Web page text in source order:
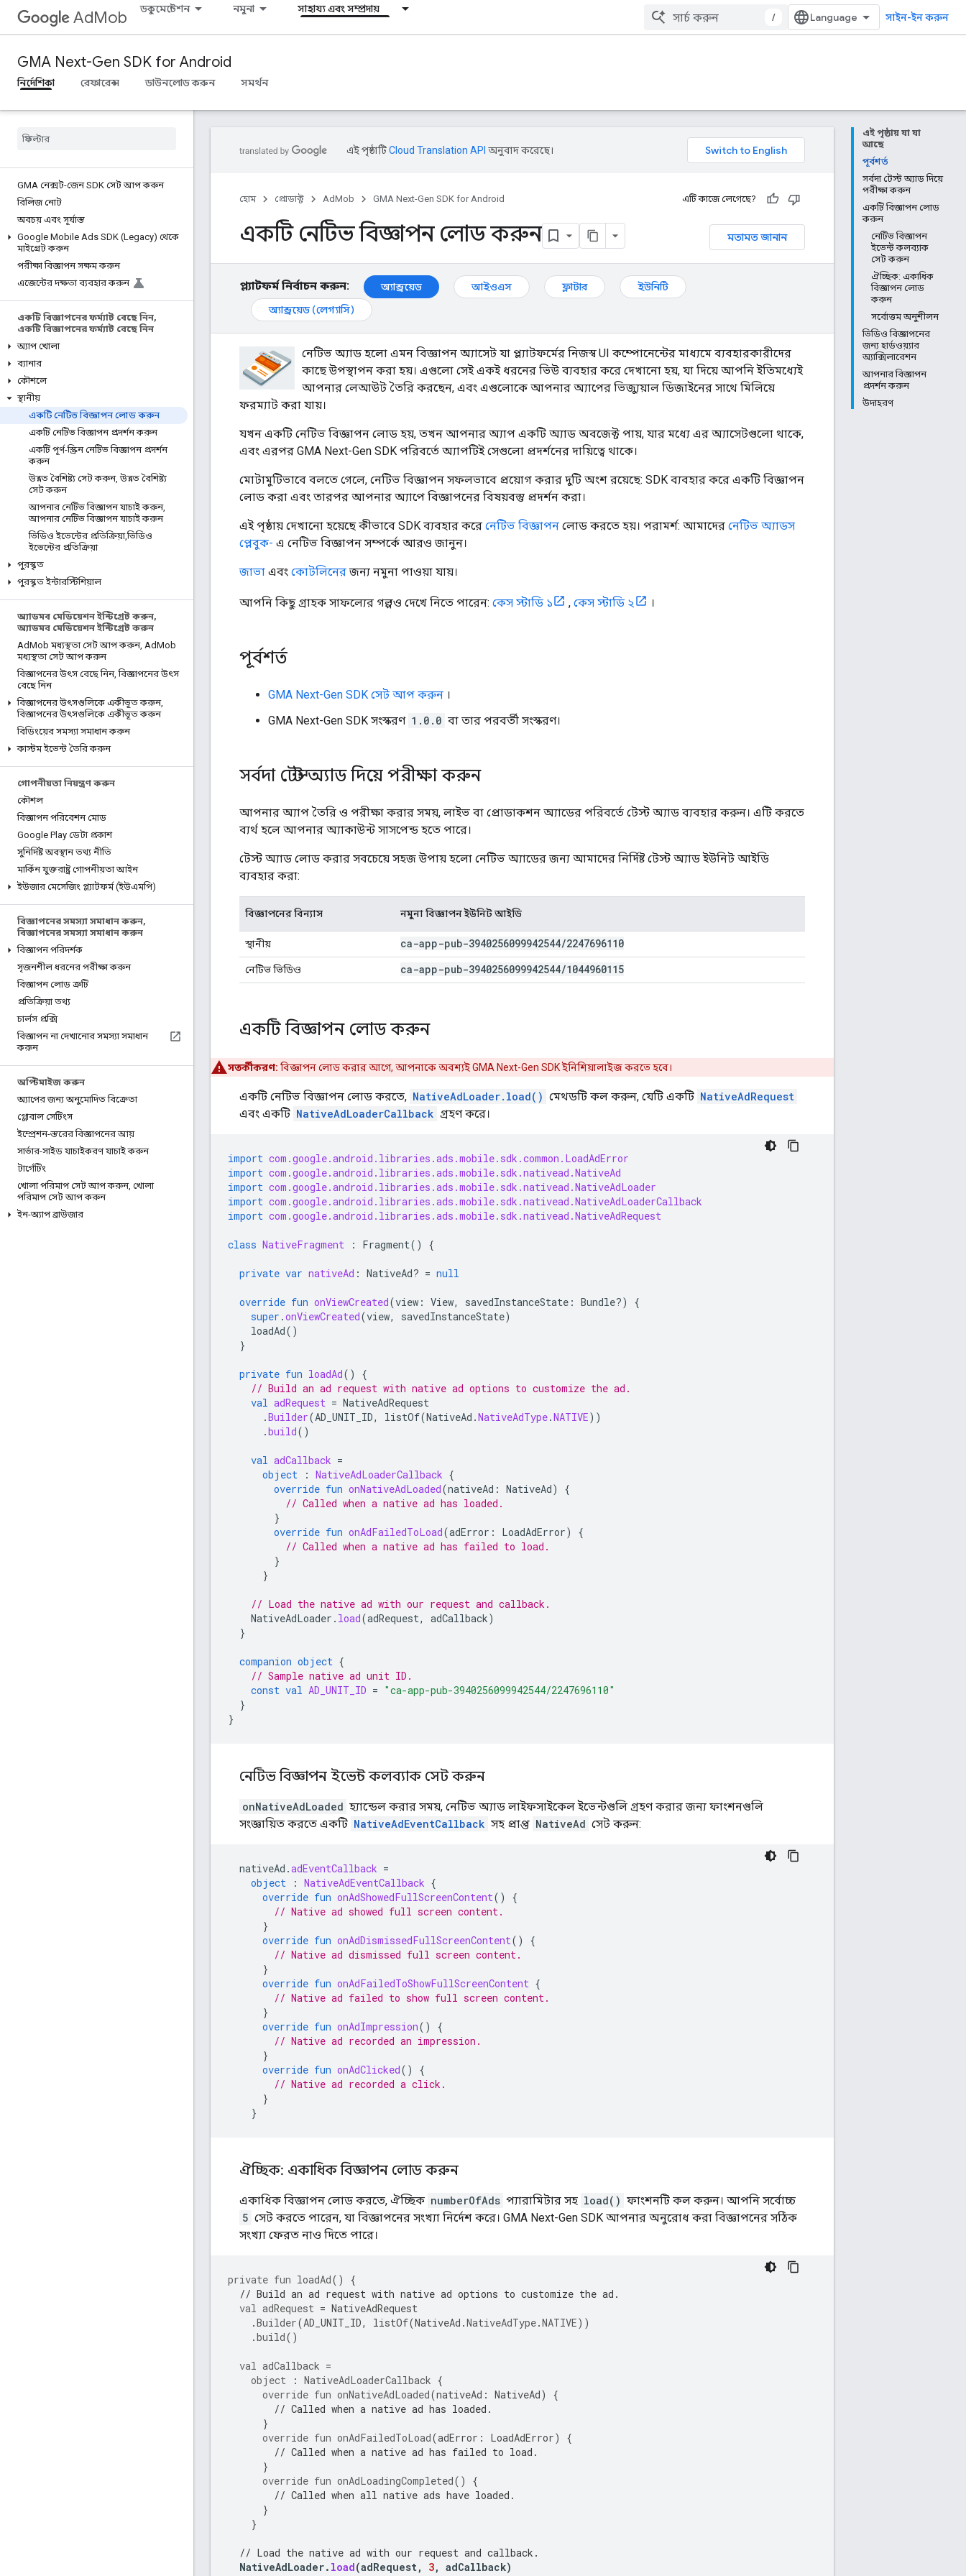
AdMob ডকুমেন্টেশন নমুনা সাহায্য এবং সম্প্রদায়
/ সাইন-ইন করুন
GMA Next-Gen SDK for Android
নির্দেশিকা রেফারেন্স ডাউনলোড করুন সমর্থন
GMA নেক্সট-জেন SDK সেট আপ করুন
রিলিজ নোট
অবচয় এবং সূর্যাস্ত
Google Mobile Ads SDK (Legacy) থেকে
মাইগ্রেট করুন
পরীক্ষা বিজ্ঞাপন সক্ষম করুন
এজেন্টের দক্ষতা ব্যবহার করুন
একটি বিজ্ঞাপনের ফর্ম্যাট বেছে নিন,
একটি বিজ্ঞাপনের ফর্ম্যাট বেছে নিন
অ্যাপ খোলা
ব্যানার
কৌশলে
স্থানীয়
একটি নেটিভ বিজ্ঞাপন লোড করুন
একটি নেটিভ বিজ্ঞাপন প্রদর্শন করুন
একটি পূর্ণ-স্ক্রিন নেটিভ বিজ্ঞাপন প্রদর্শন
করুন
উন্নত বৈশিষ্ট্য সেট করুন, উন্নত বৈশিষ্ট্য
সেট করুন
আপনার নেটিভ বিজ্ঞাপন যাচাই করুন,
আপনার নেটিভ বিজ্ঞাপন যাচাই করুন
ভিডিও ইভেন্টের প্রতিক্রিয়া,ভিডিও
ইভেন্টের প্রতিক্রিয়া
পুরস্কৃত
পুরস্কৃত ইন্টারস্টিশিয়াল
অ্যাডমব মেডিয়েশন ইন্টিগ্রেট করুন,
অ্যাডমব মেডিয়েশন ইন্টিগ্রেট করুন
AdMob মধ্যস্থতা সেট আপ করুন, AdMob
মধ্যস্থতা সেট আপ করুন
বিজ্ঞাপনের উৎস বেছে নিন, বিজ্ঞাপনের উৎস
বেছে নিন
বিজ্ঞাপনের উৎসগুলিকে একীভূত করুন,
বিজ্ঞাপনের উৎসগুলিকে একীভূত করুন
বিডিংয়ের সমস্যা সমাধান করুন
কাস্টম ইভেন্ট তৈরি করুন
গোপনীয়তা নিয়ন্ত্রণ করুন
কৌশল
বিজ্ঞাপন পরিবেশন মোড
Google Play ডেটা প্রকাশ
সুনির্দিষ্ট অবস্থান তথ্য নীতি
মার্কিন যুক্তরাষ্ট্র গোপনীয়তা আইন
ইউজার মেসেজিং প্ল্যাটফর্ম (ইউএমপি)
বিজ্ঞাপনের সমস্যা সমাধান করুন,
বিজ্ঞাপনের সমস্যা সমাধান করুন
বিজ্ঞাপন পরিদর্শক
সৃজনশীল ধরনের পরীক্ষা করুন
বিজ্ঞাপন লোড ত্রুটি
প্রতিক্রিয়া তথ্য
চার্লস প্রক্সি
বিজ্ঞাপন না দেখানোর সমস্যা সমাধান
করুন
অপ্টিমাইজ করুন
অ্যাপের জন্য অনুমোদিত বিক্রেতা
গ্লোবাল সেটিংস
ইম্প্রেশন-স্তরের বিজ্ঞাপনের আয়
সার্ভার-সাইড যাচাইকরণ যাচাই করুন
টার্গেটিং
খোলা পরিমাপ সেট আপ করুন, খোলা
পরিমাপ সেট আপ করুন
ইন-অ্যাপ ব্রাউজার
এই পৃষ্ঠায় যা যা
আছে
পূর্বশর্ত
সর্বদা টেস্ট অ্যাড দিয়ে
পরীক্ষা করুন
একটি বিজ্ঞাপন লোড
করুন
নেটিভ বিজ্ঞাপন
ইভেন্ট কলব্যাক
সেট করুন
ঐচ্ছিক: একাধিক
বিজ্ঞাপন লোড
করুন
সর্বোত্তম অনুশীলন
ভিডিও বিজ্ঞাপনের
জন্য হার্ডওয়্যার
অ্যাক্সিলারেশন
আপনার বিজ্ঞাপন
প্রদর্শন করুন
উদাহরণ
এই পৃষ্ঠাটিCloud Translation API অনুবাদ করেছে।
হোম প্রোডাক্ট AdMob GMA Next-Gen SDK for Android এটি কাজে লেগেছে?
মতামত জানান
একটি নেটিভ বিজ্ঞাপন লোড করুন
প্ল্যাটফর্ম নির্বাচন করুন: অ্যান্ড্রয়েড আইওএস ফ্লাটার
ইউনিটি
অ্যান্ড্রয়েড (লেগ্যাসি)
নেটিভ অ্যাড হলো এমন বিজ্ঞাপন অ্যাসেট যা প্ল্যাটফর্মের নিজস্ব UI কম্পোনেন্টের মাধ্যমে ব্যবহারকারীদের
কাছে উপস্থাপন করা হয়। এগুলো সেই একই ধরনের ভিউ ব্যবহার করে দেখানো হয়, যা দিয়ে আপনি ইতিমধ্যেই
আপনার লেআউট তৈরি করছেন, এবং এগুলোকে আপনার অ্যাপের ভিজ্যুয়াল ডিজাইনের সাথে মিলিয়ে
ফরম্যাট করা যায়।
যখন একটি নেটিভ বিজ্ঞাপন লোড হয়, তখন আপনার অ্যাপ একটি অ্যাড অবজেক্ট পায়, যার মধ্যে এর অ্যাসেটগুলো থাকে,
এবং এরপর GMA Next-Gen SDK পরিবর্তে অ্যাপটিই সেগুলো প্রদর্শনের দায়িত্বে থাকে।
মোটামুটিভাবে বলতে গেলে, নেটিভ বিজ্ঞাপন সফলভাবে প্রয়োগ করার দুটি অংশ রয়েছে: SDK ব্যবহার করে একটি বিজ্ঞাপন
লোড করা এবং তারপর আপনার অ্যাপে বিজ্ঞাপনের বিষয়বস্তু প্রদর্শন করা।
এই পৃষ্ঠায় দেখানো হয়েছে কীভাবে SDK ব্যবহার করে নেটিভ বিজ্ঞাপন লোড করতে হয়। পরামর্শ: আমাদের নেটিভ অ্যাডস
প্লেবুক- এ নেটিভ বিজ্ঞাপন সম্পর্কে আরও জানুন।
জাভা এবং কোটলিনেরজন্য নমুনা পাওয়া যায়।
আপনি কিছু গ্রাহক সাফল্যের গল্পও দেখে নিতে পারেন: কেস স্টাডি ১ , কেস স্টাডি ২ ।
পূর্বশর্ত
GMA Next-Gen SDK সেট আপ করুন ।
GMA Next-Gen SDK সংস্করণ 1.0.0 বা তার পরবর্তী সংস্করণ।
সর্বদা টেস্ট অ্যাড দিয়ে পরীক্ষা করুন
আপনার অ্যাপ তৈরি ও পরীক্ষা করার সময়, লাইভ বা প্রোডাকশন অ্যাডের পরিবর্তে টেস্ট অ্যাড ব্যবহার করুন। এটি করতে
ব্যর্থ হলে আপনার অ্যাকাউন্ট সাসপেন্ড হতে পারে।
টেস্ট অ্যাড লোড করার সবচেয়ে সহজ উপায় হলো নেটিভ অ্যাডের জন্য আমাদের নির্দিষ্ট টেস্ট অ্যাড ইউনিট আইডি
ব্যবহার করা:
বিজ্ঞাপনের বিন্যাস নমুনা বিজ্ঞাপন ইউনিট আইডি
স্থানীয় ca-app-pub-3940256099942544/2247696110
নেটিভ ভিডিও ca-app-pub-3940256099942544/1044960115
একটি বিজ্ঞাপন লোড করুন
সতর্কীকরণ: বিজ্ঞাপন লোড করার আগে, আপনাকে অবশ্যইGMA Next-Gen SDKইনিশিয়ালাইজ করতে হবে।
একটি নেটিভ বিজ্ঞাপন লোড করতে, NativeAdLoader.load() মেথডটি কল করুন, যেটি একটি NativeAdRequest
এবং একটি NativeAdLoaderCallback গ্রহণ করে।
import com.google.android.libraries.ads.mobile.sdk.common.LoadAdError
import com.google.android.libraries.ads.mobile.sdk.nativead.NativeAd
import com.google.android.libraries.ads.mobile.sdk.nativead.NativeAdLoader
import com.google.android.libraries.ads.mobile.sdk.nativead.NativeAdLoaderCallback
import com.google.android.libraries.ads.mobile.sdk.nativead.NativeAdRequest
class NativeFragment : Fragment() {
private var nativeAd : NativeAd? = null
override fun onViewCreated(view : View, savedInstanceState : Bundle?)
{
super .onViewCreated(view, savedInstanceState)
loadAd()
}
private fun loadAd()
{
// Build an ad request with native ad options to customize the ad.
val adRequest = NativeAdRequest
.Builder(AD_UNIT_ID, listOf(NativeAd .NativeAdType.NATIVE))
.build()
val adCallback =
object
: NativeAdLoaderCallback {
override fun onNativeAdLoaded(nativeAd : NativeAd)
{
// Called when a native ad has loaded.
}
override fun onAdFailedToLoad(adError : LoadAdError)
{
// Called when a native ad has failed to load.
}
}
// Load the native ad with our request and callback.
NativeAdLoader . load(adRequest, adCallback)
}
companion object {
// Sample native ad unit ID.
const val AD_UNIT_ID = "ca-app-pub-3940256099942544/2247696110"
}
}
নেটিভ বিজ্ঞাপন ইভেন্ট কলব্যাক সেট করুন
onNativeAdLoaded হ্যান্ডেল করার সময়, নেটিভ অ্যাড লাইফসাইকেল ইভেন্টগুলি গ্রহণ করার জন্য ফাংশনগুলি
সংজ্ঞায়িত করতে একটি NativeAdEventCallback সহ প্রাপ্ত NativeAd সেট করুন:
nativeAd .adEventCallback =
object
: NativeAdEventCallback {
override fun onAdShowedFullScreenContent()
{
// Native ad showed full screen content.
}
override fun onAdDismissedFullScreenContent()
{
// Native ad dismissed full screen content.
}
override fun onAdFailedToShowFullScreenContent {
// Native ad failed to show full screen content.
}
override fun onAdImpression()
{
// Native ad recorded an impression.
}
override fun onAdClicked()
{
// Native ad recorded a click.
}
}
ঐচ্ছিক: একাধিক বিজ্ঞাপন লোড করুন
একাধিক বিজ্ঞাপন লোড করতে, ঐচ্ছিক numberOfAds প্যারামিটার সহ load() ফাংশনটি কল করুন। আপনি সর্বোচ্চ
5 সেট করতে পারেন, যা বিজ্ঞাপনের সংখ্যা নির্দেশ করে। GMA Next-Gen SDK আপনার অনুরোধ করা বিজ্ঞাপনের সঠিক
সংখ্যা ফেরত নাও দিতে পারে।
private fun loadAd()
{
// Build an ad request with native ad options to customize the ad.
val adRequest = NativeAdRequest
.Builder(AD_UNIT_ID, listOf(NativeAd .NativeAdType.NATIVE))
.build()
val adCallback =
object
: NativeAdLoaderCallback {
override fun onNativeAdLoaded(nativeAd : NativeAd)
{
// Called when a native ad has loaded.
}
override fun onAdFailedToLoad(adError : LoadAdError)
{
// Called when a native ad has failed to load.
}
override fun onAdLoadingCompleted()
{
// Called when all native ads have loaded.
}
}
// Load the native ad with our request and callback.
NativeAdLoader. load(adRequest, 3, adCallback)